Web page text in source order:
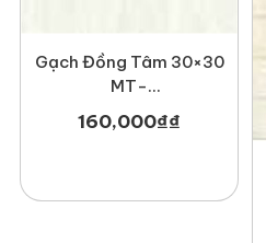
Gạch Đồng Tâm 30×30
MT-
GDT3030Nonnuoc002
160,000₫₫